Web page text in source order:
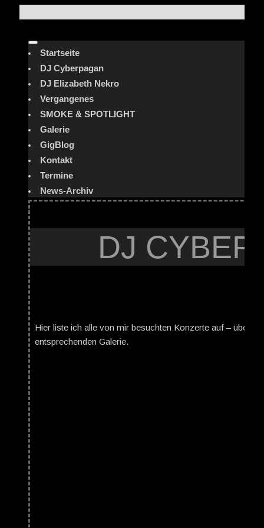
Startseite
DJ Cyberpagan
DJ Elizabeth Nekro
Vergangenes
SMOKE & SPOTLIGHT
Galerie
GigBlog
Kontakt
Termine
News-Archiv
DJ
Hier liste ich alle von mir besuchten Konzerte auf – über
entsprechenden Galerie.